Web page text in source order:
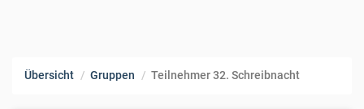
Übersicht Gruppen Teilnehmer 32. Schreibnacht